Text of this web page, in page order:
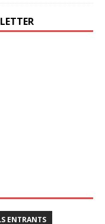
ENTRANTS